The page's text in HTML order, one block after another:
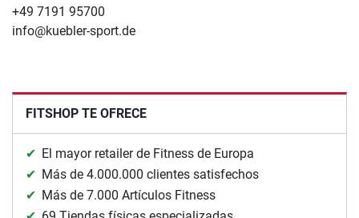
+49 7191 95700
info@kuebler-sport.de
FITSHOP TE OFRECE
El mayor retailer de Fitness de Europa
Más de 4.000.000 clientes satisfechos
Más de 7.000 Artículos Fitness